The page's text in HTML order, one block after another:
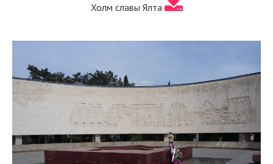
Холм славы Ялта